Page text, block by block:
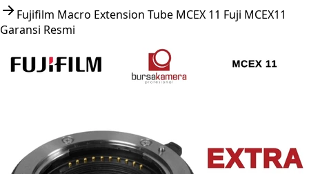
Fujifilm Macro Extension Tube MCEX 11 Fuji MCEX11
Garansi Resmi